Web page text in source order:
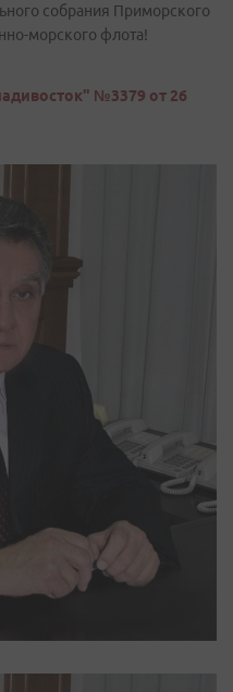
собрания Приморского
морского флота!
№3379 от 26